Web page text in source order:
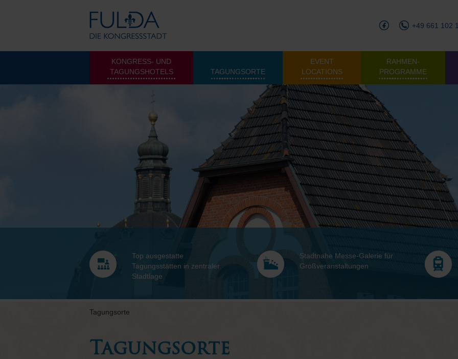
+49 661 102
KONGRESS- UND
TAGUNGSHOTELS
TAGUNGSORTE
EVENT
LOCATIONS
RAHMEN­
PROGRAMME
Top ausgestatte
Tagungsstätten in zentraler
Stadtlage
Stadtnahe Messe-Galerie für
Großveranstaltungen
Tagungsorte
Tagungsorte